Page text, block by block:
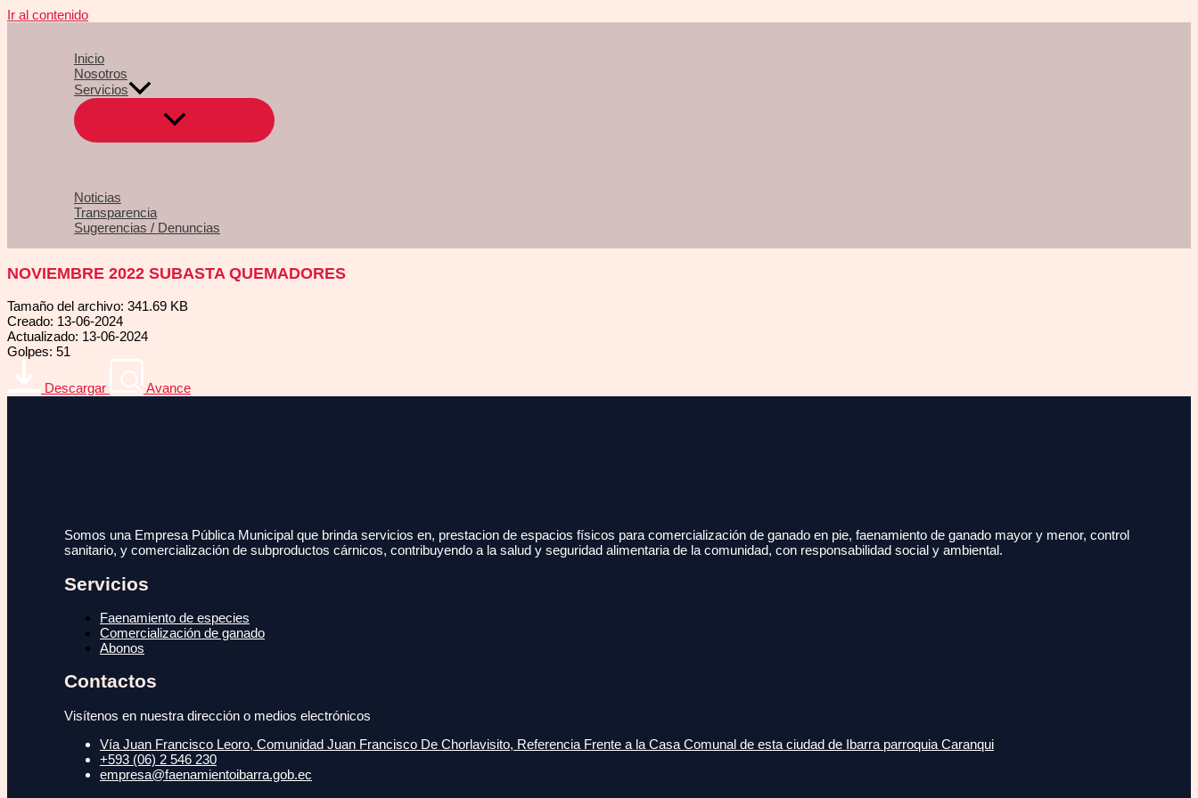
Ir al contenido
Inicio
Nosotros
Servicios
Noticias
Transparencia
Sugerencias / Denuncias
NOVIEMBRE 2022 SUBASTA QUEMADORES
Tamaño del archivo: 341.69 KB
Creado: 13-06-2024
Actualizado: 13-06-2024
Golpes: 51
Descargar Avance
Somos una Empresa Pública Municipal que brinda servicios en, prestacion de espacios físicos para comercialización de ganado en pie, faenamiento de ganado mayor y menor, control
sanitario, y comercialización de subproductos cárnicos, contribuyendo a la salud y seguridad alimentaria de la comunidad, con responsabilidad social y ambiental.
Servicios
Faenamiento de especies
Comercialización de ganado
Abonos
Contactos
Visítenos en nuestra dirección o medios electrónicos
Vía Juan Francisco Leoro, Comunidad Juan Francisco De Chorlavisito, Referencia Frente a la Casa Comunal de esta ciudad de Ibarra parroquia Caranqui
+593 (06) 2 546 230
empresa@faenamientoibarra.gob.ec